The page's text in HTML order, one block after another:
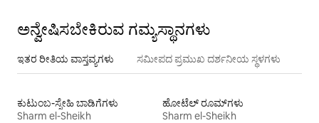
ಅನ್ವೇಷಿಸಬೇಕಿರುವ ಗಮ್ಯಸ್ಥಾನಗಳು
ಇತರ ರೀತಿಯ ವಾಸ್ತವ್ಯಗಳು ಸಮೀಪದ ಪ್ರಮುಖ ದರ್ಶನೀಯ ಸ್ಥಳಗಳು
ಕುಟುಂಬ-ಸ್ನೇಹಿ ಬಾಡಿಗೆಗಳು
Sharm el-Sheikh
ಹೋಟೆಲ್ ರೂಮ್‌ಗಳು
Sharm el-Sheikh